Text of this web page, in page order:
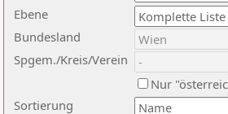
Ebene
Sortierung
Bundesland
Spgem./Kreis/Verein
Nur